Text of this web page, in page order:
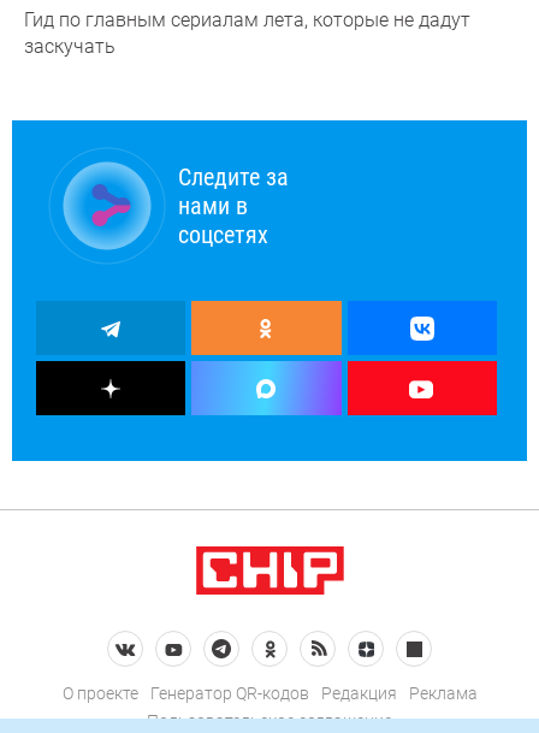
Гид по главным сериалам лета, которые не дадут
заскучать
Следите за
нами в
соцсетях
О проекте Генератор QR-кодов Редакция
Реклама
Пользовательское соглашение